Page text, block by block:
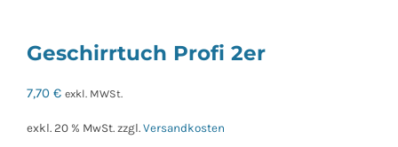
Geschirrtuch Profi 2er
7,70 € exkl. MWSt.
exkl. 20 % MwSt. zzgl. Versandkosten